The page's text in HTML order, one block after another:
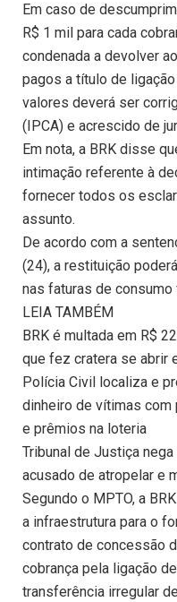
Em caso de
R$ 1 mil para cada
condenada a devolver
pagos a título de
valores deverá ser
(IPCA) e acrescido de
Em nota, a BRK disse
intimação referente à
fornecer todos os
assunto.
De acordo com a
(24), a restituição
nas faturas de consumo
LEIA TAMBÉM
BRK é multada em R$
que fez cratera se abrir
Polícia Civil localiza e
dinheiro de vítimas com
e prêmios na loteria
Tribunal de Justiça
acusado de atropelar e
Segundo o MPTO, a
a infraestrutura para o
contrato de concessão
cobrança pela ligação
transferência irregular